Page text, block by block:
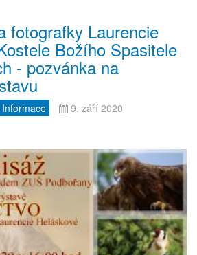
fotografky Laurencie
Božího Spasitele
- pozvánka na
9. září 2020